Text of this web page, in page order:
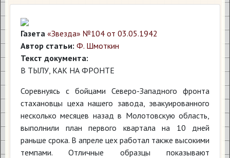
Газета «Звезда» №104 от 03.05.1942
Автор статьи: Ф. Шмоткин
Текст документа:
В ТЫЛУ, КАК НА ФРОНТЕ
Соревнуясь с бойцами Северо-Западного фронта
стахановцы цеха нашего завода, эвакуированного
несколько месяцев назад в Молотовскую область,
выполнили план первого квартала на 10 дней
раньше срока. В апреле цех работал также высокими
темпами. Отличные образцы показывают